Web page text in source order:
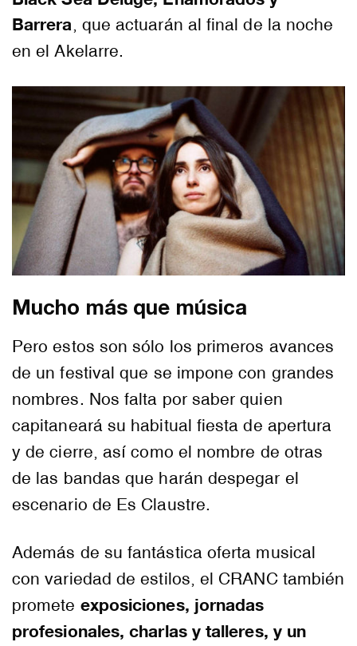
Barrera, que actuarán al final de la noche
en el Akelarre.
Mucho más que música
Pero estos son sólo los primeros avances
de un festival que se impone con grandes
nombres. Nos falta por saber quien
capitaneará su habitual fiesta de apertura
y de cierre, así como el nombre de otras
de las bandas que harán despegar el
escenario de Es Claustre.
Además de su fantástica oferta musical
con variedad de estilos, el CRANC también
promete exposiciones, jornadas
profesionales, charlas y talleres, y un